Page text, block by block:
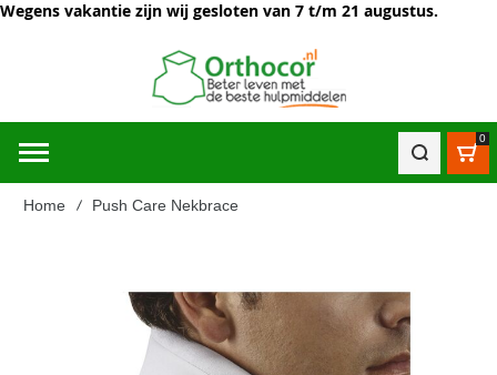
Wegens vakantie zijn wij gesloten van 7 t/m 21 augustus.
0
Home Push Care Nekbrace